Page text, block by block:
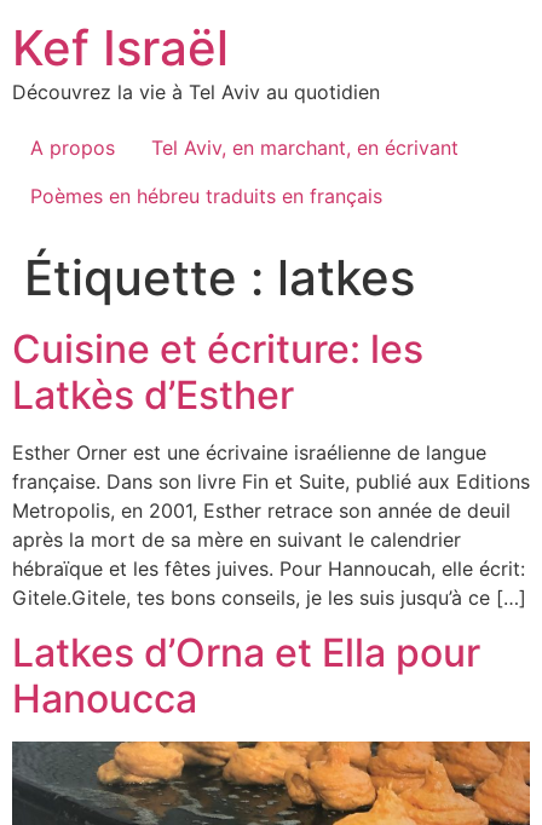
content
Kef Israël
Découvrez la vie à Tel Aviv au quotidien
A propos
Tel Aviv, en marchant, en écrivant
Poèmes en hébreu traduits en français
Étiquette : latkes
Cuisine et écriture: les
Latkès d’Esther
Esther Orner est une écrivaine israélienne de langue
française. Dans son livre Fin et Suite, publié aux Editions
Metropolis, en 2001, Esther retrace son année de deuil
après la mort de sa mère en suivant le calendrier
hébraïque et les fêtes juives. Pour Hannoucah, elle écrit:
Gitele.Gitele, tes bons conseils, je les suis jusqu’à ce […]
Latkes d’Orna et Ella pour
Hanoucca